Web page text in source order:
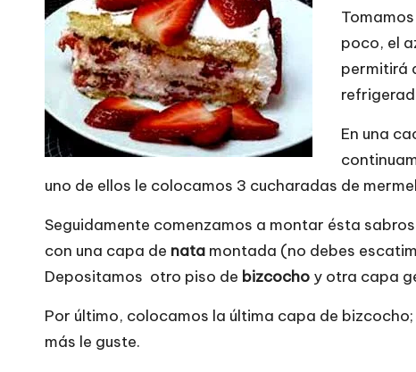
poco, el
permitirá
En una
uno de ellos le colocamos 3 cucharadas de
Seguidamente comenzamos a montar ésta
con una capa de nata montada (no debes
Depositamos otro piso de bizcocho y otra capa
Por último, colocamos la última capa de
más le guste.